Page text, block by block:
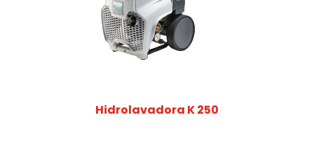
Hidrolavadora K 250